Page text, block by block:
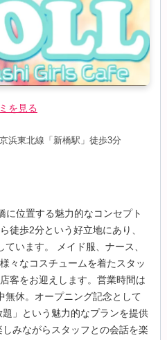
を見る
浜東北線「新橋駅」徒歩3分
に位置する魅力的なコンセプト
徒歩2分という好立地にあり、
います。 メイド服、ナース、
々なコスチュームを着たスタッ
客をお迎えします。営業時間は
無休。オープニング記念として
題」という魅力的なプランを提供
みながらスタッフとの会話を楽